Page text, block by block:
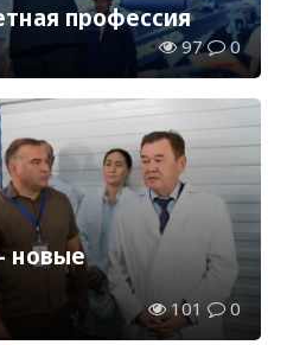
профессия
97 0
новые
101 0